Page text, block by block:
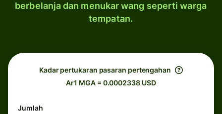
berbelanja dan menukar wang seperti warga
tempatan.
Kadar pertukaran pasaran pertengahan
Ar1 MGA = 0.0002338 USD
Jumlah